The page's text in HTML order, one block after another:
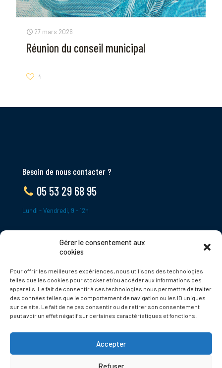
Gérer le consentement aux
cookies
Pour offrir les meilleures expériences, nous utilisons des technologies
telles que les cookies pour stocker et/ou accéder aux informations des
appareils. Le fait de consentir à ces technologies nous permettra de traiter
des données telles que le comportement de navigation ou les ID uniques
sur ce site. Le fait de ne pas consentir ou de retirer son consentement
peut avoir un effet négatif sur certaines caractéristiques et fonctions.
Accepter
Refuser
27 mars 2026
Réunion du conseil municipal
4
Besoin de nous contacter ?
05 53 29 68 95
Lundi - Vendredi, 9 - 12h
24620 Tamniès
France
Politique de cookies